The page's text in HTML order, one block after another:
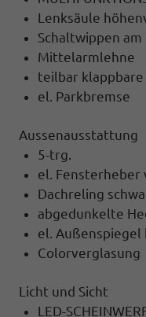
Lenksäule
Schaltwippen am
Mittelarmlehne
teilbar klappbare
el. Parkbremse
Aussenausstattung
5-trg.
el. Fensterheber
Dachreling
abgedunkelte
el. Außenspiegel
Colorverglasung
Licht und Sicht
LED-